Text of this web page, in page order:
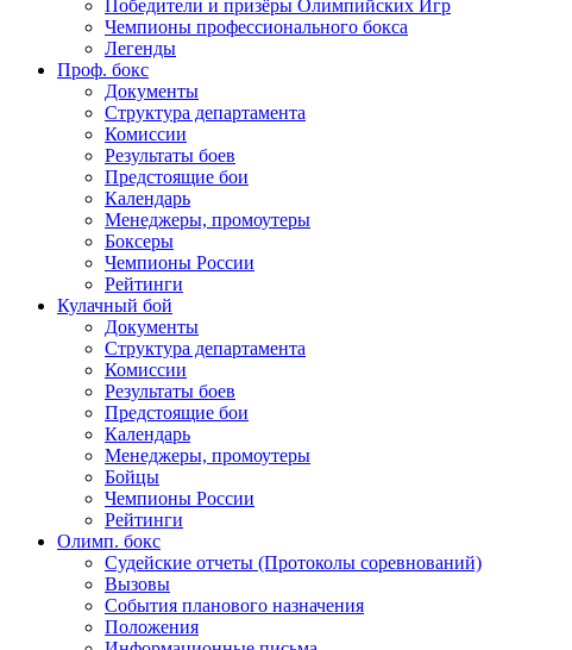
Победители и призёры Олимпийских Игр
Чемпионы профессионального бокса
Легенды
Проф. бокс
Документы
Структура департамента
Комиссии
Результаты боев
Предстоящие бои
Календарь
Менеджеры, промоутеры
Боксеры
Чемпионы России
Рейтинги
Кулачный бой
Документы
Структура департамента
Комиссии
Результаты боев
Предстоящие бои
Календарь
Менеджеры, промоутеры
Бойцы
Чемпионы России
Рейтинги
Олимп. бокс
Судейские отчеты (Протоколы соревнований)
Вызовы
События планового назначения
Положения